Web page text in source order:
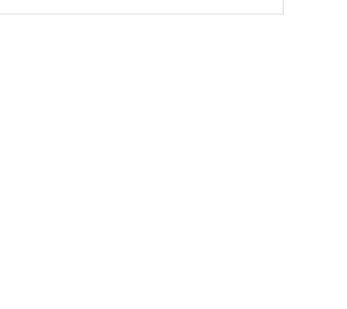
响；<&list>3.稳定器的转向胶套和球头